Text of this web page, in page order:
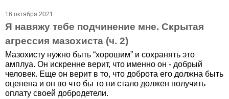
16 октября 2021
Я навяжу тебе подчинение мне. Скрытая
агрессия мазохиста (ч. 2)
Мазохисту нужно быть “хорошим” и сохранять это
амплуа. Он искренне верит, что именно он - добрый
человек. Еще он верит в то, что доброта его должна быть
оценена и он во что бы то ни стало должен получить
оплату своей добродетели.